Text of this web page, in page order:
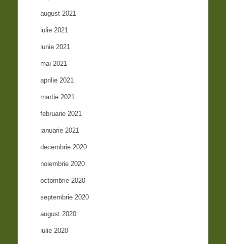
august 2021
iulie 2021
iunie 2021
mai 2021
aprilie 2021
martie 2021
februarie 2021
ianuarie 2021
decembrie 2020
noiembrie 2020
octombrie 2020
septembrie 2020
august 2020
iulie 2020